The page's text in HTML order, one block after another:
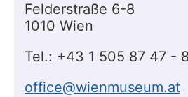
Felderstraße 6-8
1010 Wien
Tel.: +43 1 505 87 47 -
office@wienmuseum.at